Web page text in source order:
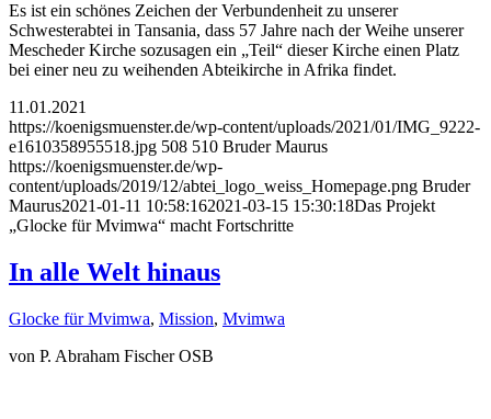
Es ist ein schönes Zeichen der Verbundenheit zu unserer
Schwesterabtei in Tansania, dass 57 Jahre nach der Weihe unserer
Mescheder Kirche sozusagen ein „Teil“ dieser Kirche einen Platz
bei einer neu zu weihenden Abteikirche in Afrika findet.
11.01.2021
https://koenigsmuenster.de/wp-content/uploads/2021/01/IMG_9222-
e1610358955518.jpg 508 510 Bruder Maurus
https://koenigsmuenster.de/wp-
content/uploads/2019/12/abtei_logo_weiss_Homepage.png Bruder
Maurus2021-01-11 10:58:162021-03-15 15:30:18Das Projekt
„Glocke für Mvimwa“ macht Fortschritte
In alle Welt hinaus
Glocke für Mvimwa, Mission, Mvimwa
von P. Abraham Fischer OSB